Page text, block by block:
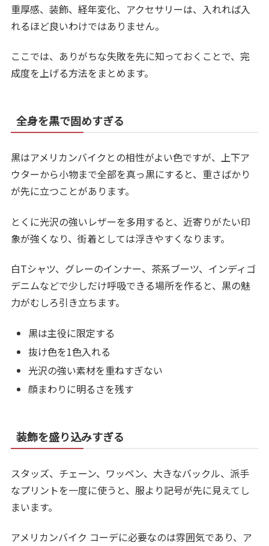
重厚感、装飾、経年変化、アクセサリーは、入れれば入
れるほど良いわけではありません。
ここでは、ありがちな失敗を先に知っておくことで、完
成度を上げる方法をまとめます。
全身を黒で固めすぎる
黒はアメリカンバイクとの相性がよい色ですが、上下ア
ウターから小物まで全部を真っ黒にすると、重さばかり
が先に立つことがあります。
とくに光沢の強いレザーを多用すると、近寄りがたい印
象が強くなり、街着としては浮きやすくなります。
白Tシャツ、グレーのインナー、茶系ブーツ、インディゴ
デニムなどで少しだけ呼吸できる場所を作ると、黒の魅
力がむしろ引き立ちます。
黒は主役に限定する
抜け色を1色入れる
光沢の強い素材を重ねすぎない
顔まわりに明るさを残す
装飾を盛り込みすぎる
スタッズ、チェーン、ワッペン、大きなバックル、派手
なプリントを一度に使うと、服より記号が先に見えてし
まいます。
アメリカンバイク コーデに必要なのは雰囲気であり、ア